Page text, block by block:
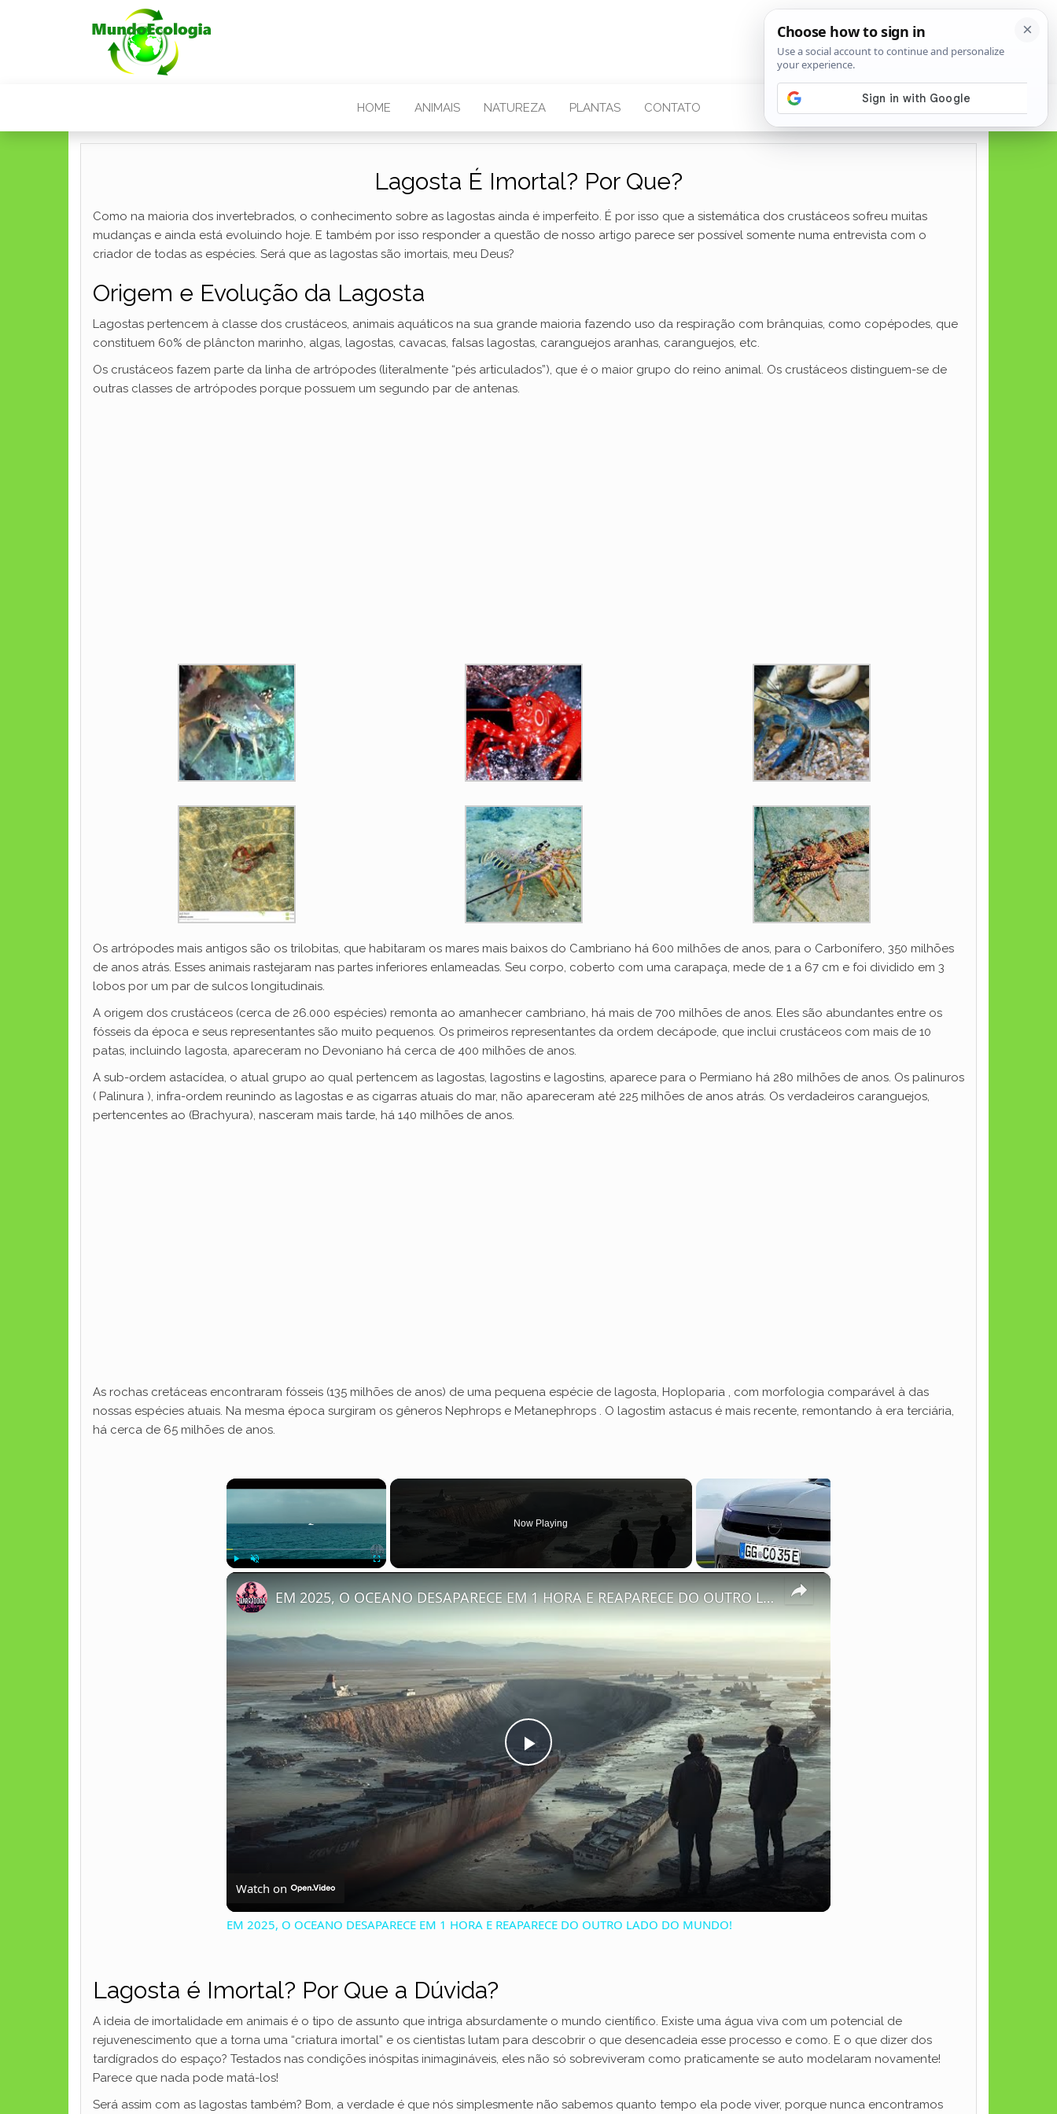
HOME ANIMAIS NATUREZA PLANTAS CONTATO
Lagosta É Imortal? Por Que?
Como na maioria dos invertebrados, o conhecimento sobre as lagostas ainda é imperfeito. É por isso que a sistemática dos crustáceos sofreu muitas
mudanças e ainda está evoluindo hoje. E também por isso responder a questão de nosso artigo parece ser possível somente numa entrevista com o
criador de todas as espécies. Será que as lagostas são imortais, meu Deus?
Origem e Evolução da Lagosta
Lagostas pertencem à classe dos crustáceos, animais aquáticos na sua grande maioria fazendo uso da respiração com brânquias, como copépodes, que
constituem 60% de plâncton marinho, algas, lagostas, cavacas, falsas lagostas, caranguejos aranhas, caranguejos, etc.
Os crustáceos fazem parte da linha de artrópodes (literalmente “pés articulados”), que é o maior grupo do reino animal. Os crustáceos distinguem-se de
outras classes de artrópodes porque possuem um segundo par de antenas.
Os artrópodes mais antigos são os trilobitas, que habitaram os mares mais baixos do Cambriano há 600 milhões de anos, para o Carbonífero, 350 milhões
de anos atrás. Esses animais rastejaram nas partes inferiores enlameadas. Seu corpo, coberto com uma carapaça, mede de 1 a 67 cm e foi dividido em 3
lobos por um par de sulcos longitudinais.
A origem dos crustáceos (cerca de 26.000 espécies) remonta ao amanhecer cambriano, há mais de 700 milhões de anos. Eles são abundantes entre os
fósseis da época e seus representantes são muito pequenos. Os primeiros representantes da ordem decápode, que inclui crustáceos com mais de 10
patas, incluindo lagosta, apareceram no Devoniano há cerca de 400 milhões de anos.
A sub-ordem astacídea, o atual grupo ao qual pertencem as lagostas, lagostins e lagostins, aparece para o Permiano há 280 milhões de anos. Os palinuros
( Palinura ), infra-ordem reunindo as lagostas e as cigarras atuais do mar, não apareceram até 225 milhões de anos atrás. Os verdadeiros caranguejos,
pertencentes ao (Brachyura), nasceram mais tarde, há 140 milhões de anos.
As rochas cretáceas encontraram fósseis (135 milhões de anos) de uma pequena espécie de lagosta, Hoploparia , com morfologia comparável à das
nossas espécies atuais. Na mesma época surgiram os gêneros Nephrops e Metanephrops . O lagostim astacus é mais recente, remontando à era terciária,
há cerca de 65 milhões de anos.
×
Play Unmute Fullscreen
Now Playing
×
P
l
a
y
d
e
EM 2025, O OCEANO DESAPARECE EM 1 HORA E REAPARECE DO OUTRO LADO DO MUNDO!
Watch on
EM 2025, O OCEANO DESAPARECE EM 1 HORA E REAPARECE DO OUTRO LADO DO MUNDO!
Lagosta é Imortal? Por Que a Dúvida?
A ideia de imortalidade em animais é o tipo de assunto que intriga absurdamente o mundo científico. Existe uma água viva com um potencial de
rejuvenescimento que a torna uma “criatura imortal” e os cientistas lutam para descobrir o que desencadeia esse processo e como. E o que dizer dos
tardígrados do espaço? Testados nas condições inóspitas inimagináveis, eles não só sobreviveram como praticamente se auto modelaram novamente!
Parece que nada pode matá-los!
Será assim com as lagostas também? Bom, a verdade é que nós simplesmente não sabemos quanto tempo ela pode viver, porque nunca encontramos